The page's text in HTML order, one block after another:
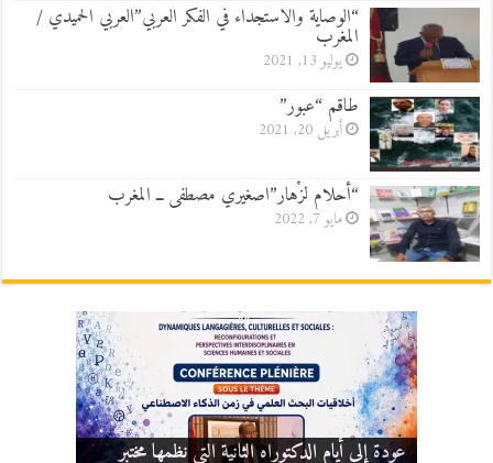
“الوصاية والاستجداء في الفكر العربي”العربي الحميدي /
المغرب
يوليو 13, 2021
طاقم “عبور”
أبريل 20, 2021
“أحلام لزْهار”اصغيري مصطفى ــ المغرب
مايو 7, 2022
عودة إلى أيام الدكتوراه الثانية التي نظمها مختبر